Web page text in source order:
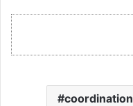
coordination